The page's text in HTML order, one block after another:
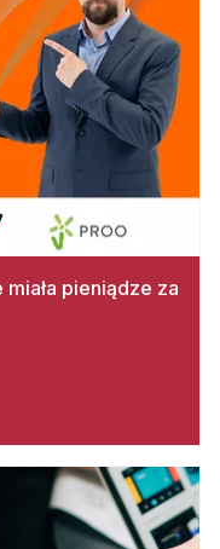
pieniądze za